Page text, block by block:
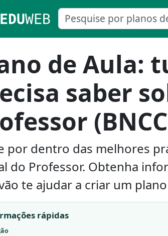
principal
de Aula:
saber
por dentro das melhores
do Professor. Obtenha
te ajudar a criar um
rápidas